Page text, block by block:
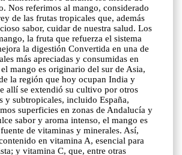
Nos referimos al mango, considerado
de las frutas tropicales que, además
sabor, cuidar de nuestra salud. Los
la fruta que refuerza el sistema
la digestión Convertida en una de
más apreciadas y consumidas en
mango es originario del sur de Asia,
la región que hoy ocupan India y
allí se extendió su cultivo por otros
y subtropicales, incluido España,
superficies en zonas de Andalucía y
sabor y aroma intenso, el mango es
de vitaminas y minerales. Así,
en vitamina A, esencial para
y vitamina C, que, entre otras